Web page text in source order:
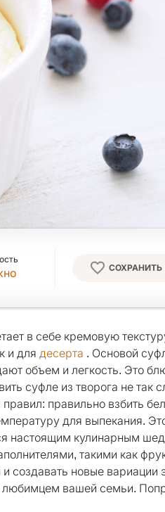
СОХРАНИТЬ
в себе кремовую
и для десерта . Основой
объем и легкость. Это
суфле из творога не так
правильно взбить
для выпекания.
настоящим кулинарным
такими как
создавать новые вариации
любимцем вашей семьи.